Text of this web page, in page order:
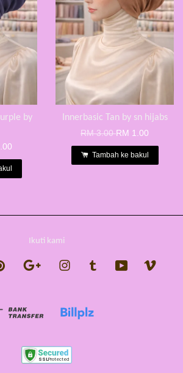
by
Innerbasic Tan by sn hijabs
RM 3.00RM 1.00
Tambah ke bakul
Ikuti kami
Pinterest Google InstagramTumblr YouTube